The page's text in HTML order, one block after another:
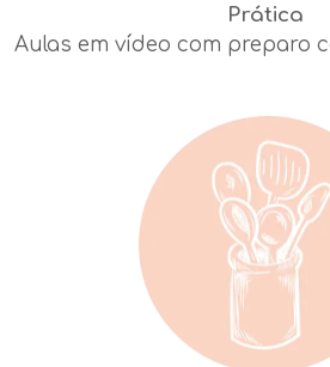
Prática
Aulas em vídeo com preparo